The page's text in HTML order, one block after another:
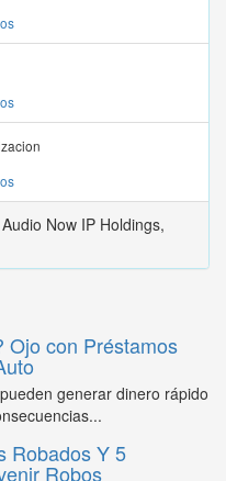
Now IP Holdings,
Ojo con Préstamos
generar dinero rápido
Robados Y 5
Robos